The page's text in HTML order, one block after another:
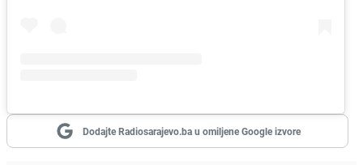
Dodajte Radiosarajevo.ba u omiljene Google izvore